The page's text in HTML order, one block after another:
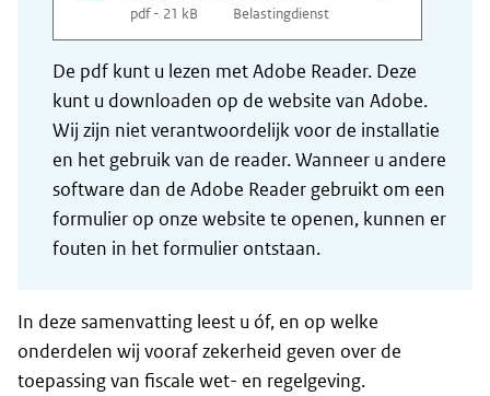
pdf - 21 kB Belastingdienst
De pdf kunt u lezen met Adobe Reader. Deze
kunt u downloaden op de website van Adobe.
Wij zijn niet verantwoordelijk voor de installatie
en het gebruik van de reader. Wanneer u andere
software dan de Adobe Reader gebruikt om een
formulier op onze website te openen, kunnen er
fouten in het formulier ontstaan.
In deze samenvatting leest u óf, en op welke
onderdelen wij vooraf zekerheid geven over de
toepassing van fiscale wet- en regelgeving.